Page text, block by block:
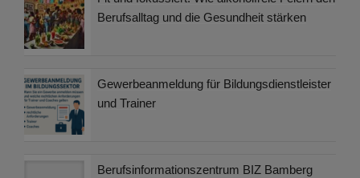
Berufsalltag und die Gesundheit stärken
Gewerbeanmeldung für Bildungsdienstleister
und Trainer
Berufsinformationszentrum BIZ Bamberg